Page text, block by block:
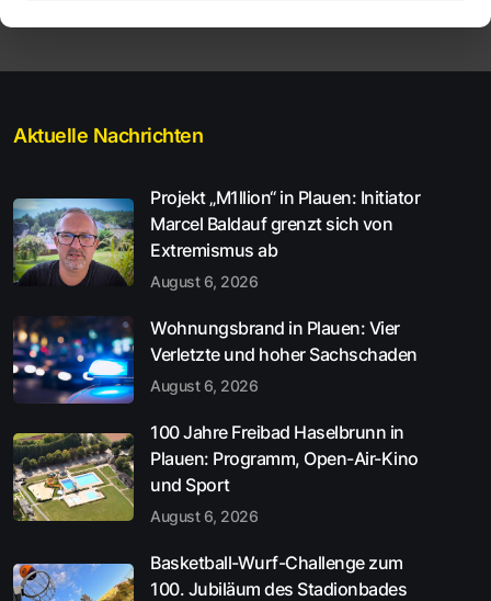
Aktuelle Nachrichten
Projekt „M1llion“ in Plauen: Initiator
Marcel Baldauf grenzt sich von
Extremismus ab
August 6, 2026
Wohnungsbrand in Plauen: Vier
Verletzte und hoher Sachschaden
August 6, 2026
100 Jahre Freibad Haselbrunn in
Plauen: Programm, Open-Air-Kino
und Sport
August 6, 2026
Basketball-Wurf-Challenge zum
100. Jubiläum des Stadionbades